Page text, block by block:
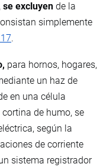
se excluyen de la
simplemente
.
para hornos, hogares,
un haz de
en una célula
de humo, se
según la
de corriente
sistema registrador